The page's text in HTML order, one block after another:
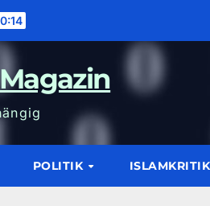
POLITIK ISLAMKRITIK